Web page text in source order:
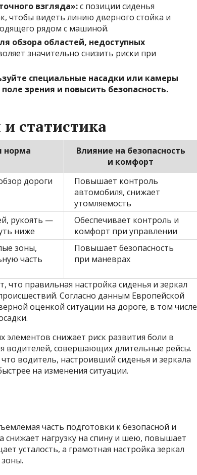
взгляда»:с позиции сиденья
чтобы видеть линию дверного стойка и
рядом с машиной.
обзора областей, недоступных
значительно снизить риски при
специальные насадки или камеры
зрения и повысить безопасность.
статистика
норма
Влияние на безопасность
и комфорт
дороги
Повышает контроль
автомобиля, снижает
утомляемость
рукоять —
ниже
Обеспечивает контроль и
комфорт при управлении
зоны,
часть
Повышает безопасность
при маневрах
что правильная настройка сиденья и зеркал
Согласно данным Европейской
оценкой ситуации на дороге, в том числе
элементов снижает риск развития боли в
водителей, совершающих длительные рейсы.
водитель, настроивший сиденья и зеркала
на изменения ситуации.
часть подготовки к безопасной и
снижает нагрузку на спину и шею, повышает
усталость, а грамотная настройка зеркал